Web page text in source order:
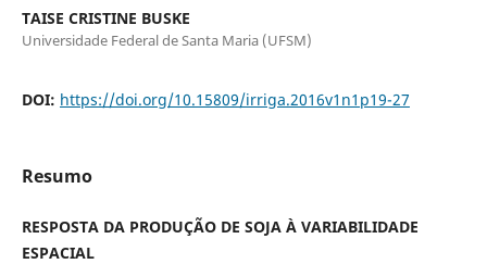
TAISE CRISTINE BUSKE
Universidade Federal de Santa Maria (UFSM)
DOI: https://doi.org/10.15809/irriga.2016v1n1p19-27
Resumo
RESPOSTA DA PRODUÇÃO DE SOJA À VARIABILIDADE
ESPACIAL